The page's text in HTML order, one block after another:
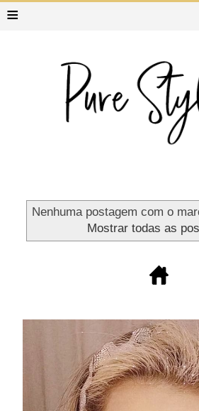
≡
Nenhuma postagem com o
Mostrar todas as